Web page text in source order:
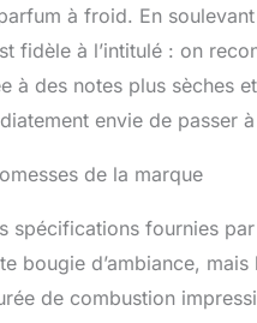
à froid. En
fidèle à l’intitulé : on
à des notes plus sèches
envie de passer
de la marque
spécifications fournies
bougie d’ambiance,
de combustion